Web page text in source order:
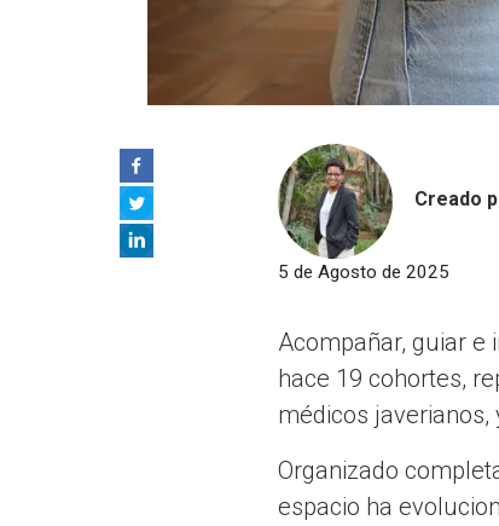
Creado
5 de Agosto de 2025
Acompañar, guiar e
hace 19 cohortes,
médicos
Organizado
espacio ha